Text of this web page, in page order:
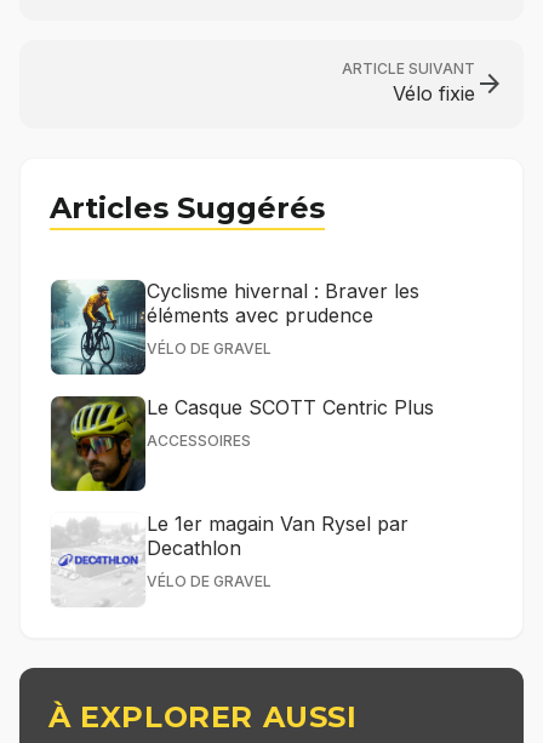
ARTICLE SUIVANT
Vélo fixie arrow_forward
Articles Suggérés
Cyclisme hivernal : Braver les
éléments avec prudence
VÉLO DE GRAVEL
Le Casque SCOTT Centric Plus
ACCESSOIRES
Le 1er magain Van Rysel par
Decathlon
VÉLO DE GRAVEL
À EXPLORER AUSSI